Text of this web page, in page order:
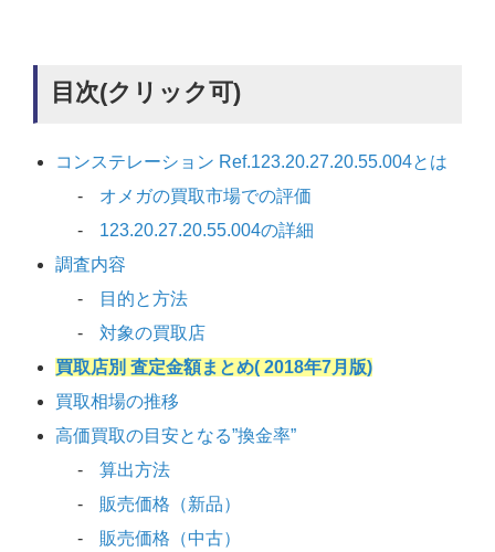
目次(クリック可)
コンステレーション Ref.123.20.27.20.55.004とは
オメガの買取市場での評価
123.20.27.20.55.004の詳細
調査内容
目的と方法
対象の買取店
買取店別 査定金額まとめ( 2018年7月版)
買取相場の推移
高価買取の目安となる”換金率”
算出方法
販売価格（新品）
販売価格（中古）